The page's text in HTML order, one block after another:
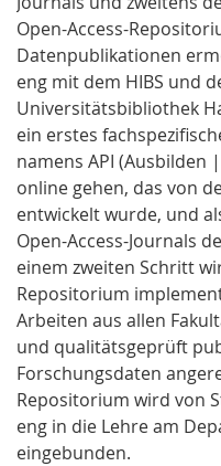
Open-Access-
Datenpublikationen
eng mit dem HIBS und
Universitätsbibliothek
ein erstes
namens API
online gehen, das von
entwickelt wurde, und
Open-Access-Journals
einem zweiten Schritt
Repositorium
Arbeiten aus allen
und qualitätsgeprüft
Forschungsdaten
Repositorium wird von
eng in die Lehre am
eingebunden.